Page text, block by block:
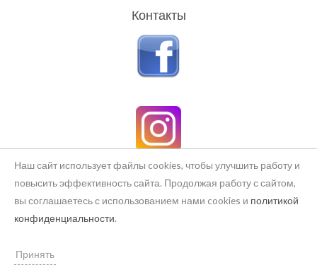
Контакты
Наш сайт использует файлы cookies, чтобы улучшить работу и
повысить эффективность сайта. Продолжая работу с сайтом,
вы соглашаетесь с использованием нами cookies и политикой
конфиденциальности.
Принять